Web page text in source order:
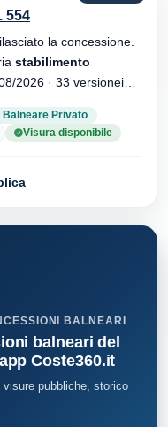
554
la concessione.
stabilimento
Balneare Privato
Visura disponibile
BALNEARI
balneari del
Coste360.it
pubbliche, storico